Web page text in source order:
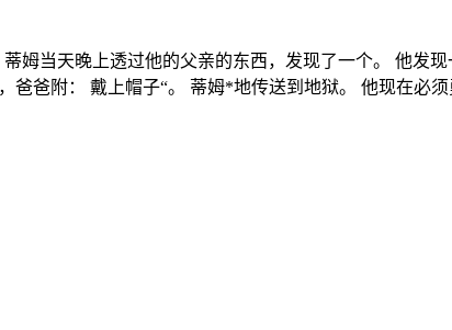
姆当天晚上透过他的父亲的东西，发现了一个。 他发
爸附： 戴上帽子“。 蒂姆*地传送到地狱。 他现在必